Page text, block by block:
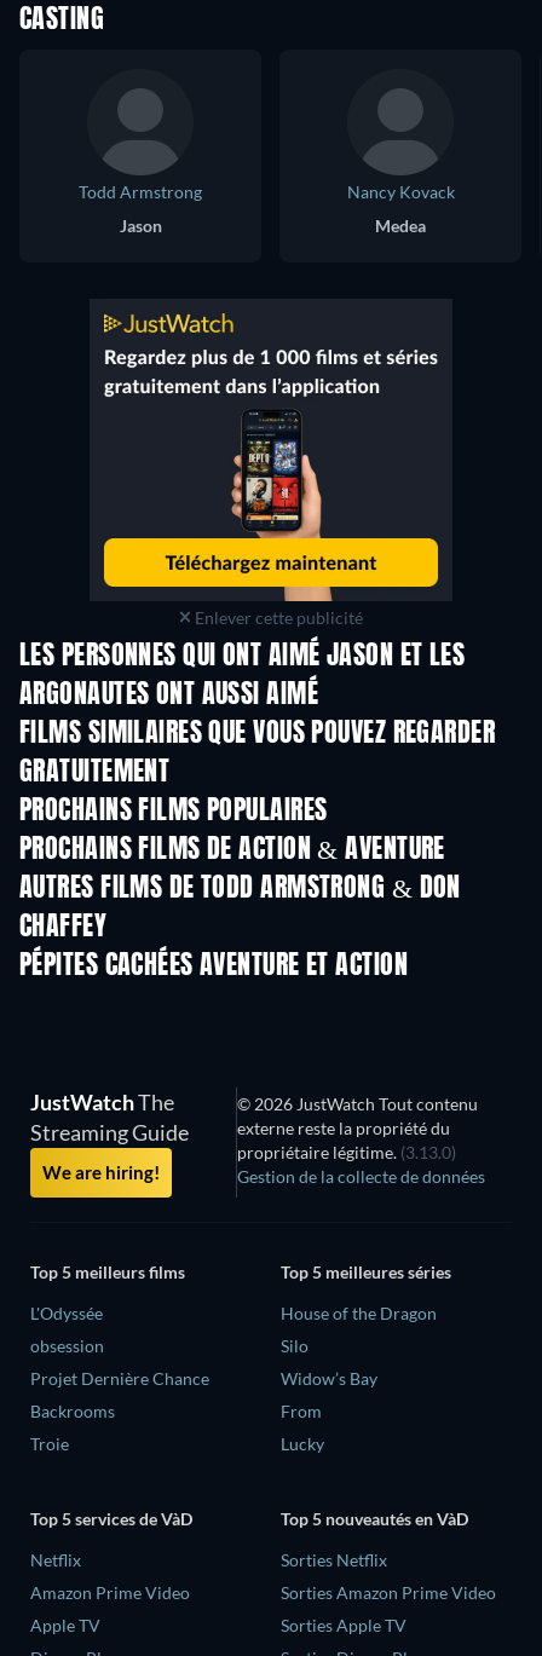
CASTING
Todd Armstrong
Jason
Nancy Kovack
Medea
Enlever cette publicité
LES PERSONNES QUI ONT AIMÉ JASON ET LES
ARGONAUTES ONT AUSSI AIMÉ
FILMS SIMILAIRES QUE VOUS POUVEZ REGARDER
GRATUITEMENT
PROCHAINS FILMS POPULAIRES
PROCHAINS FILMS DE ACTION & AVENTURE
AUTRES FILMS DE TODD ARMSTRONG & DON
CHAFFEY
PÉPITES CACHÉES AVENTURE ET ACTION
JustWatchThe
Streaming Guide
We are hiring!
© 2026 JustWatch Tout contenu
externe reste la propriété du
propriétaire légitime. (3.13.0)
Gestion de la collecte de données
Top 5 meilleurs films
L'Odyssée
obsession
Projet Dernière Chance
Backrooms
Troie
Top 5 meilleures séries
House of the Dragon
Silo
Widow’s Bay
From
Lucky
Top 5 services de VàD
Netflix
Amazon Prime Video
Apple TV
Top 5 nouveautés en VàD
Sorties Netflix
Sorties Amazon Prime Video
Sorties Apple TV